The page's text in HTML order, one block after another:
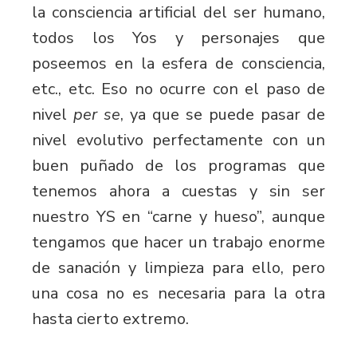
la consciencia artificial del ser humano,
todos los Yos y personajes que
poseemos en la esfera de consciencia,
etc., etc. Eso no ocurre con el paso de
nivel per se, ya que se puede pasar de
nivel evolutivo perfectamente con un
buen puñado de los programas que
tenemos ahora a cuestas y sin ser
nuestro YS en “carne y hueso”, aunque
tengamos que hacer un trabajo enorme
de sanación y limpieza para ello, pero
una cosa no es necesaria para la otra
hasta cierto extremo.